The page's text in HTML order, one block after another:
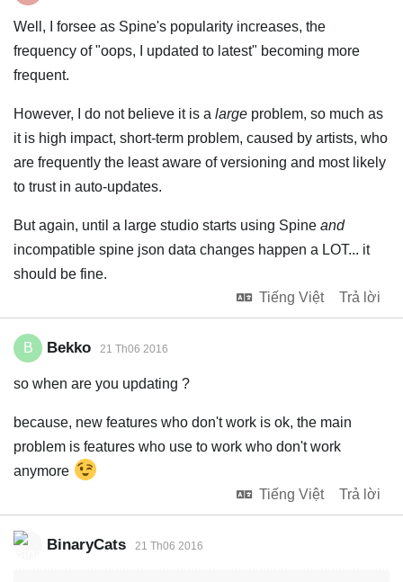
Well, I forsee as Spine's popularity increases, the
frequency of "oops, I updated to latest" becoming more
frequent.
However, I do not believe it is a large problem, so much as
it is high impact, short-term problem, caused by artists, who
are frequently the least aware of versioning and most likely
to trust in auto-updates.
But again, until a large studio starts using Spine and
incompatible spine json data changes happen a LOT... it
should be fine.
Tiếng Việt
Trả lời
B Bekko 21 Th06 2016
so when are you updating ?
because, new features who don't work is ok, the main
problem is features who use to work who don't work
anymore
Tiếng Việt
Trả lời
BinaryCats 21 Th06 2016